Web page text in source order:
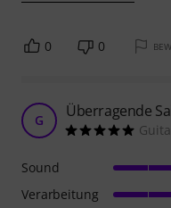
0 0
G Überragende
Sound
Verarbeitung